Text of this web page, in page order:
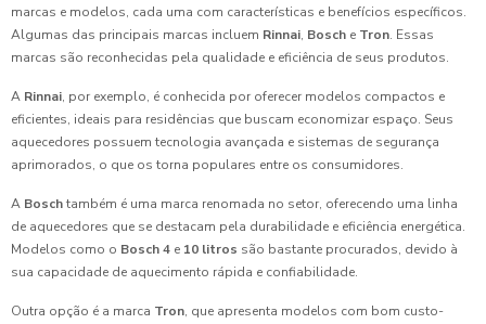
marcas e modelos, cada uma com características e benefícios específicos.
Algumas das principais marcas incluem Rinnai, Bosch e Tron. Essas
marcas são reconhecidas pela qualidade e eficiência de seus produtos.
A Rinnai, por exemplo, é conhecida por oferecer modelos compactos e
eficientes, ideais para residências que buscam economizar espaço. Seus
aquecedores possuem tecnologia avançada e sistemas de segurança
aprimorados, o que os torna populares entre os consumidores.
A Boschtambém é uma marca renomada no setor, oferecendo uma linha
de aquecedores que se destacam pela durabilidade e eficiência energética.
Modelos como o Bosch 4 e 10 litros são bastante procurados, devido à
sua capacidade de aquecimento rápida e confiabilidade.
Outra opção é a marca Tron, que apresenta modelos com bom custo-